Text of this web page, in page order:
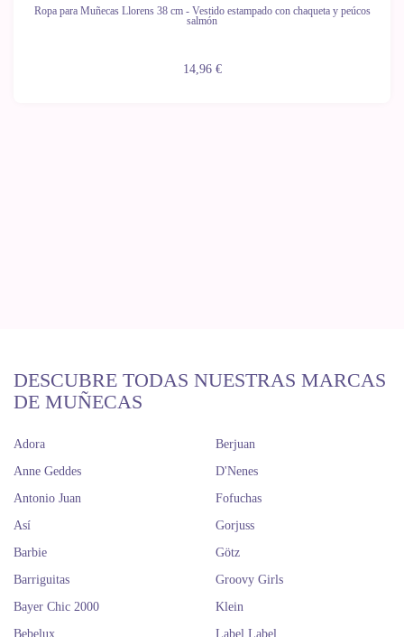
Ropa para Muñecas Llorens 38 cm - Vestido estampado con chaqueta y peúcos
salmón
14,96 €
DESCUBRE TODAS NUESTRAS MARCAS
DE MUÑECAS
Adora
Anne Geddes
Antonio Juan
Así
Barbie
Barriguitas
Bayer Chic 2000
Bebelux
Berjuan
D'Nenes
Fofuchas
Gorjuss
Götz
Groovy Girls
Klein
Label Label